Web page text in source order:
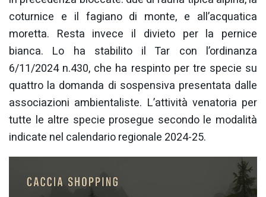
coturnice e il fagiano di monte, e all’acquatica
moretta. Resta invece il divieto per la pernice
bianca. Lo ha stabilito il Tar con l’ordinanza
6/11/2024 n.430, che ha respinto per tre specie su
quattro la domanda di sospensiva presentata dalle
associazioni ambientaliste. L’attività venatoria per
tutte le altre specie prosegue secondo le modalità
indicate nel calendario regionale 2024-25.